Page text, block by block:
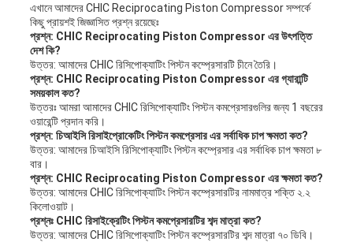
এখানে আমাদের CHIC Reciprocating Piston Compressor সম্পর্কে
কিছু প্রায়শই জিজ্ঞাসিত প্রশ্ন রয়েছেঃ
প্রশ্ন: CHIC Reciprocating Piston Compressor এর উৎপত্তি
দেশ কি?
উত্তর: আমাদের CHIC রিসিপোক্যাটিং পিস্টন কম্প্রেসারটি চীনে তৈরি।
প্রশ্ন: CHIC Reciprocating Piston Compressor এর গ্যারান্টি
সময়কাল কত?
উত্তরঃ আমরা আমাদের CHIC রিসিপোক্যাটিং পিস্টন কমপ্রেসারগুলির জন্য 1 বছরের
ওয়ারেন্টি প্রদান করি।
প্রশ্ন: চিআইসি রিসাইপ্রোকেটিং পিস্টন কমপ্রেসার এর সর্বাধিক চাপ ক্ষমতা কত?
উত্তর: আমাদের চিআইসি রিসিপোক্যাটিং পিস্টন কম্প্রেসার এর সর্বাধিক চাপ ক্ষমতা ৮
বার।
প্রশ্ন: CHIC Reciprocating Piston Compressor এর ক্ষমতা কত?
উত্তর: আমাদের CHIC রিসিপোক্যাটিং পিস্টন কম্প্রেসারটির নামমাত্র শক্তি ২.২
কিলোওয়াট।
প্রশ্নঃ CHIC রিসাইক্রেটিং পিস্টন কমপ্রেসারটির শব্দ মাত্রা কত?
উত্তর: আমাদের CHIC রিসিপোক্যাটিং পিস্টন কম্প্রেসারটির শব্দ মাত্রা ৭০ ডিবি।